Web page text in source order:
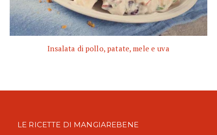
Insalata di pollo, patate, mele e uva
LE RICETTE DI MANGIAREBENE